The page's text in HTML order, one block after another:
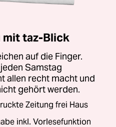
mit taz-Blick
auf die Finger.
Samstag
allen recht macht und
gehört werden.
Zeitung frei Haus
inkl. Vorlesefunktion